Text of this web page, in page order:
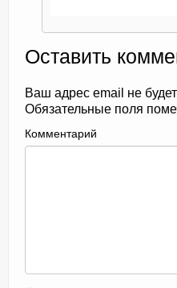
Оставить
Ваш адрес email не
Обязательные поля
Комментарий